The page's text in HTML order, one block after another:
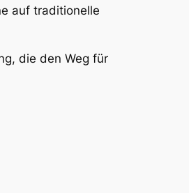
auf traditionelle
die den Weg für